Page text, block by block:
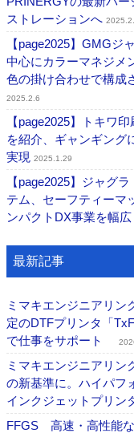
ストレーションへ
【page2025】GMG
中心にカラーマネジ
色の掛け合わせで構成
2025.2.6
【page2025】トキワ
を紹介、ギャンギング
実現 2025.1.29
【page2025】ジャグ
テム、セーフティーマ
ンパクトDX事業を幅
最新記事
ミマキエンジニアリ
定のDTFプリンタ「
で仕事をサポート
ミマキエンジニアリ
の新基準に。ハイパ
インクジェットプリン
FFGS 高速・高性能